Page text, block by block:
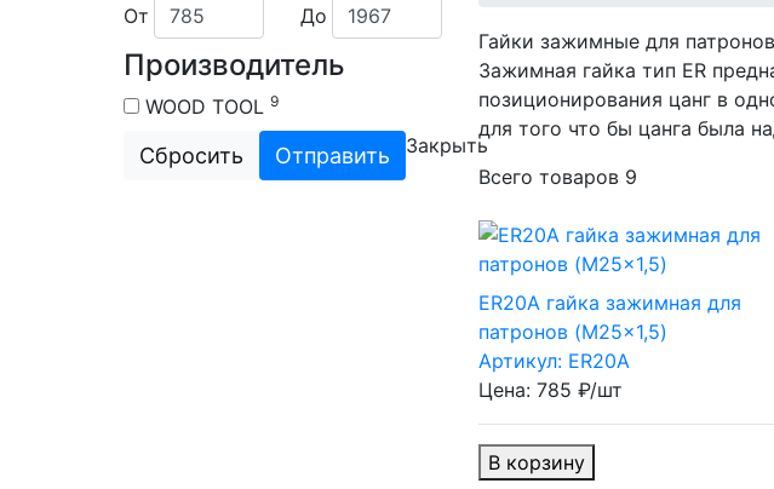
От До
Производитель
WOOD TOOL 9
Сбросить Отправить Закрыть
Гайки зажимные для
Зажимная гайка тип ER
позиционирования цанг в
для того что бы цанга была
Всего товаров 9
ER20A гайка зажимная для
патронов (M25x1,5)
Артикул: ER20A
Цена: 785 ₽/шт
В корзину